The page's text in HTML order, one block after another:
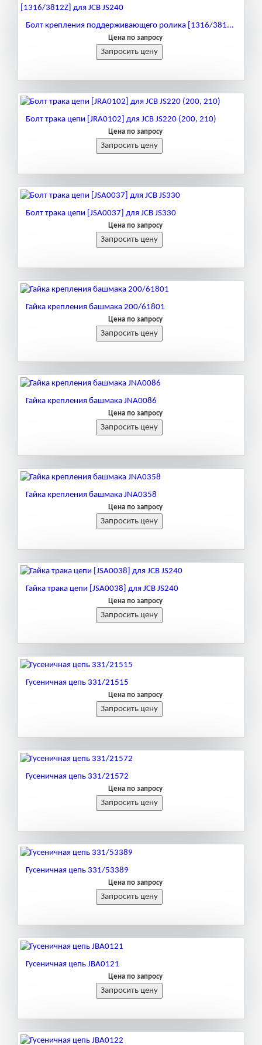
Болт крепления поддерживающего ролика [1316/381...
Цена по запросу
Болт трака цепи [JRA0102] для JCB JS220 (200, 210)
Цена по запросу
Болт трака цепи [JSA0037] для JCB JS330
Цена по запросу
Гайка крепления башмака 200/61801
Цена по запросу
Гайка крепления башмака JNA0086
Цена по запросу
Гайка крепления башмака JNA0358
Цена по запросу
Гайка трака цепи [JSA0038] для JCB JS240
Цена по запросу
Гусеничная цепь 331/21515
Цена по запросу
Гусеничная цепь 331/21572
Цена по запросу
Гусеничная цепь 331/53389
Цена по запросу
Гусеничная цепь JBA0121
Цена по запросу